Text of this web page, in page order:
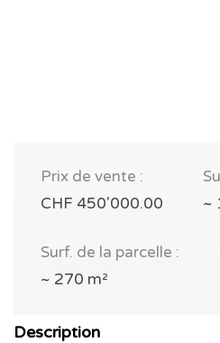
Prix de vente :
CHF 450'000.00
~
Surf. de la parcelle :
~ 270 m²
Description